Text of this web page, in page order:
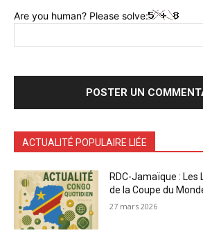
Are you human? Please solve:
ACTUALITÉ POPULAIRE LIÉE
RDC-Jamaïque :
de la Coupe du
27 mars 2026